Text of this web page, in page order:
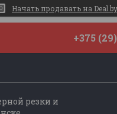
Начать продавать на Deal.by
+375
резки и